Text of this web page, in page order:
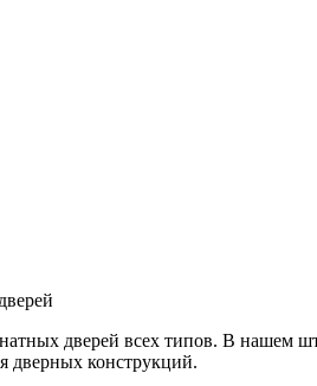
дверей всех типов. В нашем
дверных конструкций.